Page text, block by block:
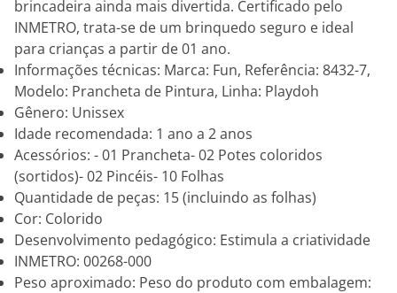
brincadeira ainda mais divertida. Certificado pelo
INMETRO, trata-se de um brinquedo seguro e ideal
para crianças a partir de 01 ano.
Informações técnicas: Marca: Fun, Referência: 8432-7,
Modelo: Prancheta de Pintura, Linha: Playdoh
Gênero: Unissex
Idade recomendada: 1 ano a 2 anos
Acessórios: - 01 Prancheta- 02 Potes coloridos
(sortidos)- 02 Pincéis- 10 Folhas
Quantidade de peças: 15 (incluindo as folhas)
Cor: Colorido
Desenvolvimento pedagógico: Estimula a criatividade
INMETRO: 00268-000
Peso aproximado: Peso do produto com embalagem: